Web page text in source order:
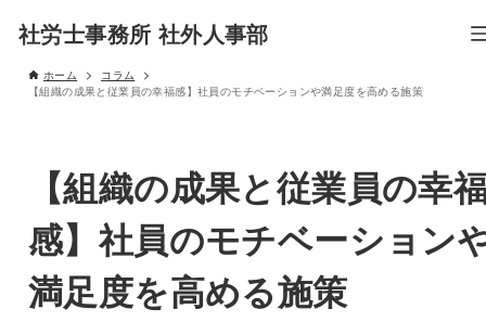
社労士事務所 社外人事部
ホーム
コラム
【組織の成果と従業員の幸福感】社員のモチベーションや満足度を高める施策
【組織の成果と従業員の幸
感】社員のモチベーション
満足度を高める施策